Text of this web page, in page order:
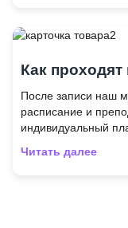
Как
После записи наш
расписание и
индивидуальный
Читать далее